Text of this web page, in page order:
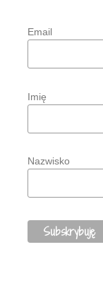
Email
Imię
Nazwisko